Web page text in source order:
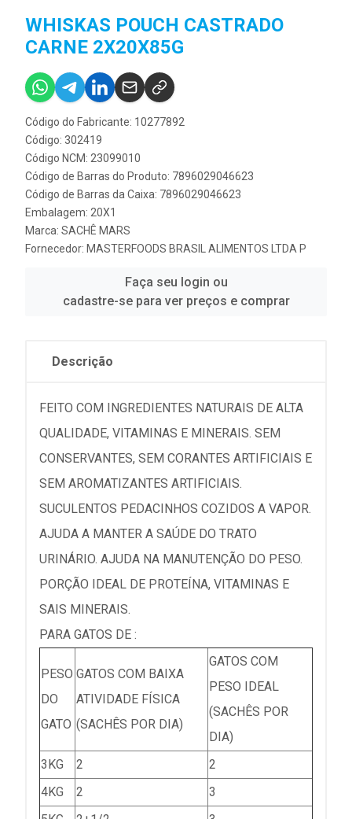
WHISKAS POUCH CASTRADO
CARNE 2X20X85G
Código do Fabricante: 10277892
Código: 302419
Código NCM: 23099010
Código de Barras do Produto: 7896029046623
Código de Barras da Caixa: 7896029046623
Embalagem: 20X1
Marca: SACHÊ MARS
Fornecedor: MASTERFOODS BRASIL ALIMENTOS LTDA P
Faça seu login ou
cadastre-se para ver preços e comprar
Descrição
FEITO COM INGREDIENTES NATURAIS DE ALTA
QUALIDADE, VITAMINAS E MINERAIS. SEM
CONSERVANTES, SEM CORANTES ARTIFICIAIS E
SEM AROMATIZANTES ARTIFICIAIS.
SUCULENTOS PEDACINHOS COZIDOS A VAPOR.
AJUDA A MANTER A SAÚDE DO TRATO
URINÁRIO. AJUDA NA MANUTENÇÃO DO PESO.
PORÇÃO IDEAL DE PROTEÍNA, VITAMINAS E
SAIS MINERAIS.
PARA GATOS DE :
PESO
DO
GATO
GATOS COM BAIXA
ATIVIDADE FÍSICA
(SACHÊS POR DIA)
GATOS COM
PESO IDEAL
(SACHÊS POR
DIA)
3KG
2
2
4KG
2
3